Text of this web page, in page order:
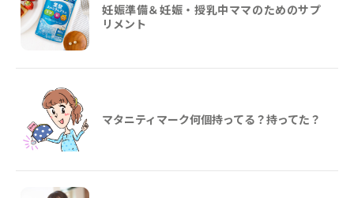
妊娠準備＆妊娠・授乳中ママのためのサプ
リメント
マタニティマーク何個持ってる？持ってた？